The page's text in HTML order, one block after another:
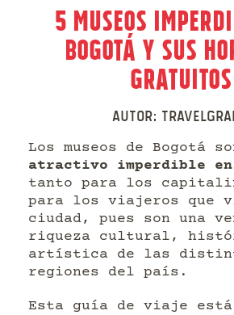
5 Museos
Bogotá y sus
Gratuitos
Autor:
Los museos de Bogotá
atractivo imperdible en
tanto para los
para los viajeros que
ciudad, pues son una
riqueza cultural,
artística de las
regiones del país.
Esta guía de viaje está